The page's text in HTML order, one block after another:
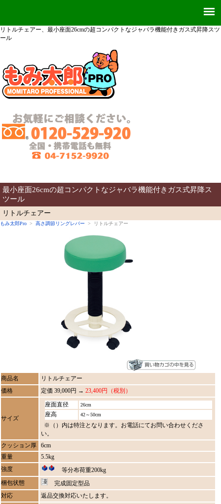
リトルチェアー、最小座面26cmの超コンパクトなジャバラ機能付きガス式昇降スツ
ール
最小座面26cmの超コンパクトなジャバラ機能付きガス式昇降ス
ツール
リトルチェアー
もみ太郎Pro > 高さ調節リングレバー > リトルチェアー
商品名
リトルチェアー
価格
定価 39,000円 → 23,400円（税別）
サイズ
座面直径 26cm
座高 42～50cm
※（）内は特注となります。お電話にてお問い合わせくださ
い。
クッション厚
6cm
重量
5.5kg
強度
等分布荷重200kg
梱包状態
完成固定型品
対応
返品交換対応いたします。